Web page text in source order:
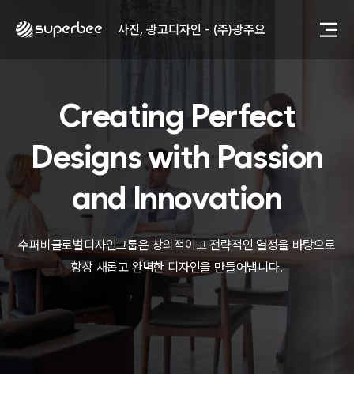
사진, 광고디자인 - (주)광주요
제품디자인 - 삼성전자㈜
동영상, 홈페이지 - (주)분독
동영상, 카탈로그 - 피자마루
웹사이트 - 백조씽크
사진, 광고디자인 - 중외제약
패키지, 디자인 - 고려은단
동영상 - (주)듀오백
동영상 - ㈜고피자
동영상 - 모모스커피㈜
동영상 - 삼양홀딩스
동영상 - 킷캣
사진, 광고디자인 - (주)화요
사진, 광고디자인 - (주)광주요
웹사이트 - (주)세스코
제품디자인 - 삼성전자㈜
동영상, CI - 카피어랜드㈜
Creating Perfect
Designs with Passion
and Innovation
수퍼비글로벌디자인그룹은 창의적이고 전략적인 열정을 바탕으로
항상 새롭고 완벽한 디자인을 만들어냅니다.